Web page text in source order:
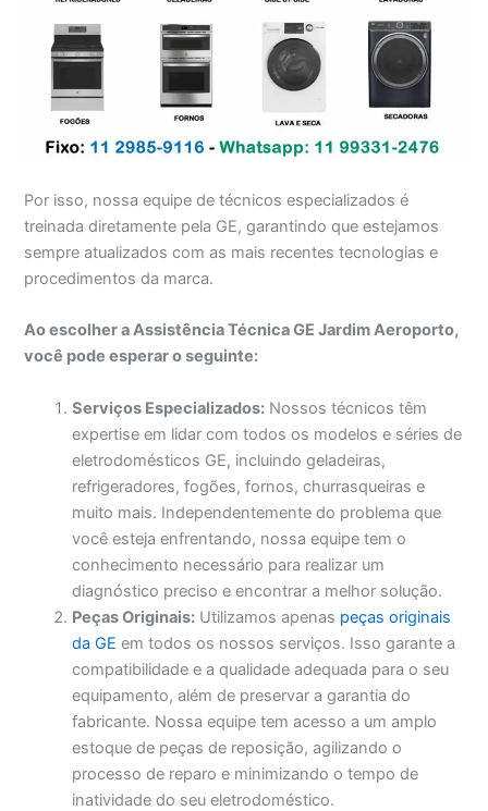
Por isso, nossa equipe de técnicos especializados é
treinada diretamente pela GE, garantindo que estejamos
sempre atualizados com as mais recentes tecnologias e
procedimentos da marca.
Ao escolher a Assistência Técnica GE Jardim Aeroporto,
você pode esperar o seguinte:
Serviços Especializados: Nossos técnicos têm
expertise em lidar com todos os modelos e séries de
eletrodomésticos GE, incluindo geladeiras,
refrigeradores, fogões, fornos, churrasqueiras e
muito mais. Independentemente do problema que
você esteja enfrentando, nossa equipe tem o
conhecimento necessário para realizar um
diagnóstico preciso e encontrar a melhor solução.
Peças Originais: Utilizamos apenas peças originais
da GE em todos os nossos serviços. Isso garante a
compatibilidade e a qualidade adequada para o seu
equipamento, além de preservar a garantia do
fabricante. Nossa equipe tem acesso a um amplo
estoque de peças de reposição, agilizando o
processo de reparo e minimizando o tempo de
inatividade do seu eletrodoméstico.